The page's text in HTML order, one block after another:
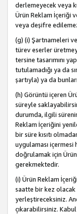
derlemeyecek veya
Ürün Reklam İçeriği
veya deşifre
(g) (i) Şartnameleri
türev eserler
tersine tasarımını
tutulamadığı ya da
şartıyla) ya da
(h) Görüntü içeren
süreyle
durumda, ilgili
Reklam İçeriğini
bir süre kısıtı
uygulaması
doğrulamak için
gerekmektedir.
(i) Ürün Reklam
saatte bir kez olacak
yerleştireceksiniz.
çıkarabilirsiniz.